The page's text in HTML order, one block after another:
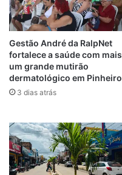
Gestão André da RalpNet
fortalece a saúde com mais
um grande mutirão
dermatológico em Pinheiro
3 dias atrás